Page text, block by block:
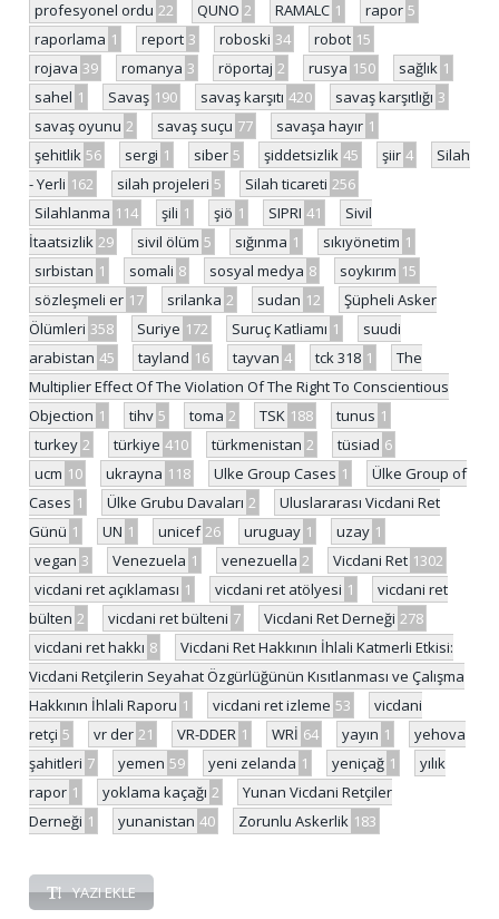
profesyonel ordu 22 QUNO 2 RAMALC 1 rapor 5
raporlama 1 report 3 roboski 34 robot 15
rojava 39 romanya 3 röportaj 2 rusya 150 sağlık 1
sahel 1 Savaş 190 savaş karşıtı 420 savaş karşıtlığı 3
savaş oyunu 2 savaş suçu 77 savaşa hayır 1
şehitlik 56 sergi 1 siber 5 şiddetsizlik 45 şiir 4
Silah
- Yerli 162 silah projeleri 5 Silah ticareti 256
Silahlanma 114 şili 1 şiö 1 SIPRI 41
Sivil
İtaatsizlik 29 sivil ölüm 5 sığınma 1 sıkıyönetim 1
sırbistan 1 somali 8 sosyal medya 8 soykırım 15
sözleşmeli er 17 srilanka 2 sudan 12
Şüpheli Asker
Ölümleri 358 Suriye 172 Suruç Katliamı 1
suudi
arabistan 45 tayland 16 tayvan 4 tck 318 1
The
Multiplier Effect Of The Violation Of The Right To Conscientious
Objection 1 tihv 5 toma 2 TSK 188 tunus 1
turkey 2 türkiye 410 türkmenistan 2 tüsiad 6
ucm 10 ukrayna 118 Ulke Group Cases 1
Ülke Group of
Cases 1 Ülke Grubu Davaları 2
Uluslararası Vicdani Ret
Günü 1 UN 1 unicef 26 uruguay 1 uzay 1
vegan 3 Venezuela 1 venezuella 2 Vicdani Ret 1302
vicdani ret açıklaması 1 vicdani ret atölyesi 1
vicdani ret
bülten 2 vicdani ret bülteni 7 Vicdani Ret Derneği 278
vicdani ret hakkı 8
Vicdani Ret Hakkının İhlali Katmerli Etkisi:
Vicdani Retçilerin Seyahat Özgürlüğünün Kısıtlanması ve Çalışma
Hakkının İhlali Raporu 1 vicdani ret izleme 53
vicdani
retçi 5 vr der 21 VR-DDER 1 WRİ 64 yayın 1
yehova
şahitleri 7 yemen 59 yeni zelanda 1 yeniçağ 1
yılık
rapor 1 yoklama kaçağı 2
Yunan Vicdani Retçiler
Derneği 1 yunanistan 40 Zorunlu Askerlik 183
YAZI EKLE